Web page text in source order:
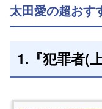
太田愛の超おす
1.『犯罪者(